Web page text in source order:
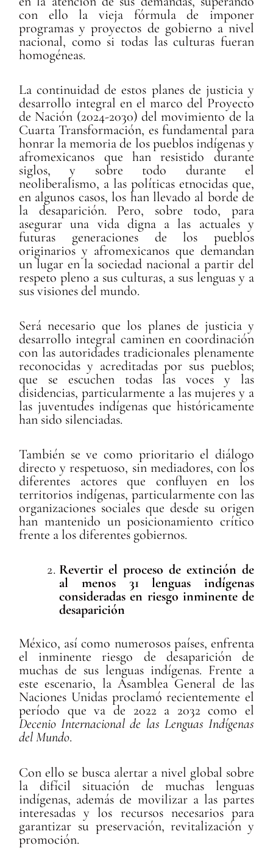
con ello la vieja fórmula de imponer
programas y proyectos de gobierno a nivel
nacional, como si todas las culturas fueran
homogéneas.
La continuidad de estos planes de justicia y
desarrollo integral en el marco del Proyecto
de Nación (2024-2030) del movimiento de la
Cuarta Transformación, es fundamental para
honrar la memoria de los pueblos indígenas y
afromexicanos que han resistido durante
siglos, y sobre todo durante el
neoliberalismo, a las políticas etnocidas que,
en algunos casos, los han llevado al borde de
la desaparición. Pero, sobre todo, para
asegurar una vida digna a las actuales y
futuras generaciones de los pueblos
originarios y afromexicanos que demandan
un lugar en la sociedad nacional a partir del
respeto pleno a sus culturas, a sus lenguas y a
sus visiones del mundo.
Será necesario que los planes de justicia y
desarrollo integral caminen en coordinación
con las autoridades tradicionales plenamente
reconocidas y acreditadas por sus pueblos;
que se escuchen todas las voces y las
disidencias, particularmente a las mujeres y a
las juventudes indígenas que históricamente
han sido silenciadas.
También se ve como prioritario el diálogo
directo y respetuoso, sin mediadores, con los
diferentes actores que confluyen en los
territorios indígenas, particularmente con las
organizaciones sociales que desde su origen
han mantenido un posicionamiento crítico
frente a los diferentes gobiernos.
Revertir el proceso de extinción de
al menos 31 lenguas indígenas
consideradas en riesgo inminente de
desaparición
México, así como numerosos países, enfrenta
el inminente riesgo de desaparición de
muchas de sus lenguas indígenas. Frente a
este escenario, la Asamblea General de las
Naciones Unidas proclamó recientemente el
período que va de 2022 a 2032 como el
Decenio Internacional de las Lenguas Indígenas
del Mundo.
Con ello se busca alertar a nivel global sobre
la difícil situación de muchas lenguas
indígenas, además de movilizar a las partes
interesadas y los recursos necesarios para
garantizar su preservación, revitalización y
promoción.